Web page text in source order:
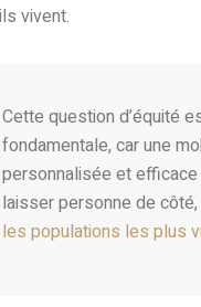
vivent.
Cette question d’équité
fondamentale, car une
personnalisée et
laisser personne de
les populations les plus